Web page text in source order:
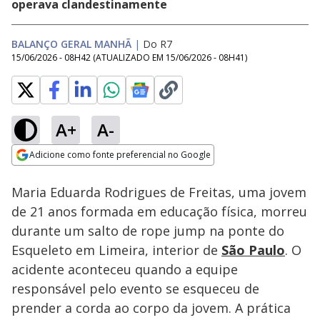
operava clandestinamente
BALANÇO GERAL MANHÃ | Do R7
15/06/2026 - 08H42 (ATUALIZADO EM 15/06/2026 - 08H41)
A+ A-
Adicione como fonte preferencial no Google
Ativar
Loaded:
6.35%
Maria Eduarda Rodrigues de Freitas, uma jovem
de 21 anos formada em educação física, morreu
durante um salto de rope jump na ponte do
Esqueleto em Limeira, interior de São Paulo. O
acidente aconteceu quando a equipe
responsável pelo evento se esqueceu de
prender a corda ao corpo da jovem. A prática